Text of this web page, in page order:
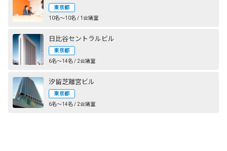
東京都
10名〜10名 / 1会議室
日比谷セントラルビル
東京都
6名〜14名 / 2会議室
汐留芝離宮ビル
東京都
6名〜14名 / 2会議室